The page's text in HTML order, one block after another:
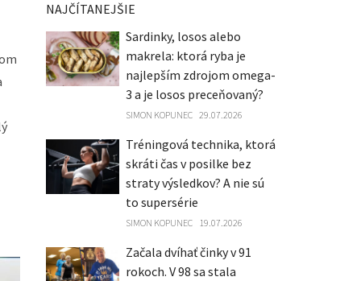
NAJČÍTANEJŠIE
Sardinky, losos alebo
makrela: ktorá ryba je
najlepším zdrojom omega-
3 a je losos preceňovaný?
SIMON KOPUNEC 29.07.2026
Tréningová technika, ktorá
skráti čas v posilke bez
straty výsledkov? A nie sú
to supersérie
SIMON KOPUNEC 19.07.2026
Začala dvíhať činky v 91
rokoch. V 98 sa stala